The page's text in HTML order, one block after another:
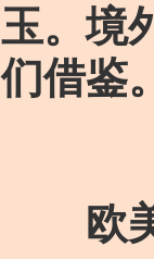
玉。境
们借鉴。
欧